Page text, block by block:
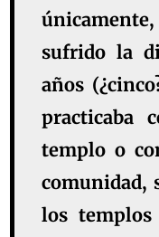
sufrido la
años
practicaba
templo o
comunidad,
los